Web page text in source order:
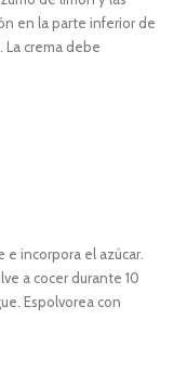
en la parte inferior de
La crema debe
e incorpora el azúcar.
a cocer durante 10
Espolvorea con